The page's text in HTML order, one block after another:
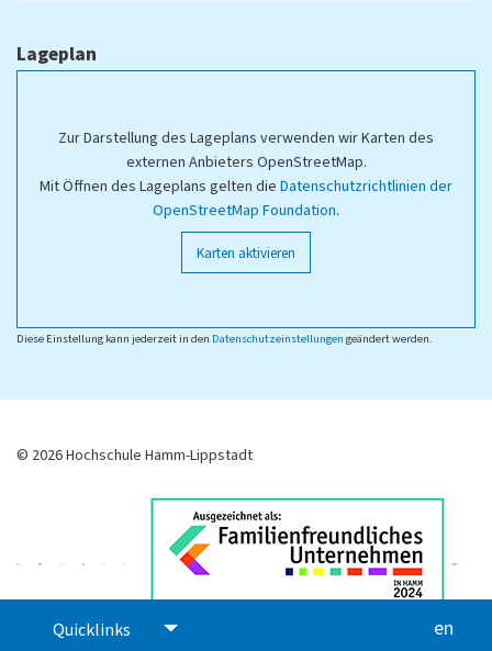
Quicklinks en
Lageplan
Zur Darstellung des Lageplans verwenden wir Karten des
externen Anbieters OpenStreetMap.
Mit Öffnen des Lageplans gelten die Datenschutzrichtlinien der
OpenStreetMap Foundation.
Karten aktivieren
Diese Einstellung kann jederzeit in den Datenschutzeinstellungen geändert werden.
© 2026 Hochschule Hamm-Lippstadt